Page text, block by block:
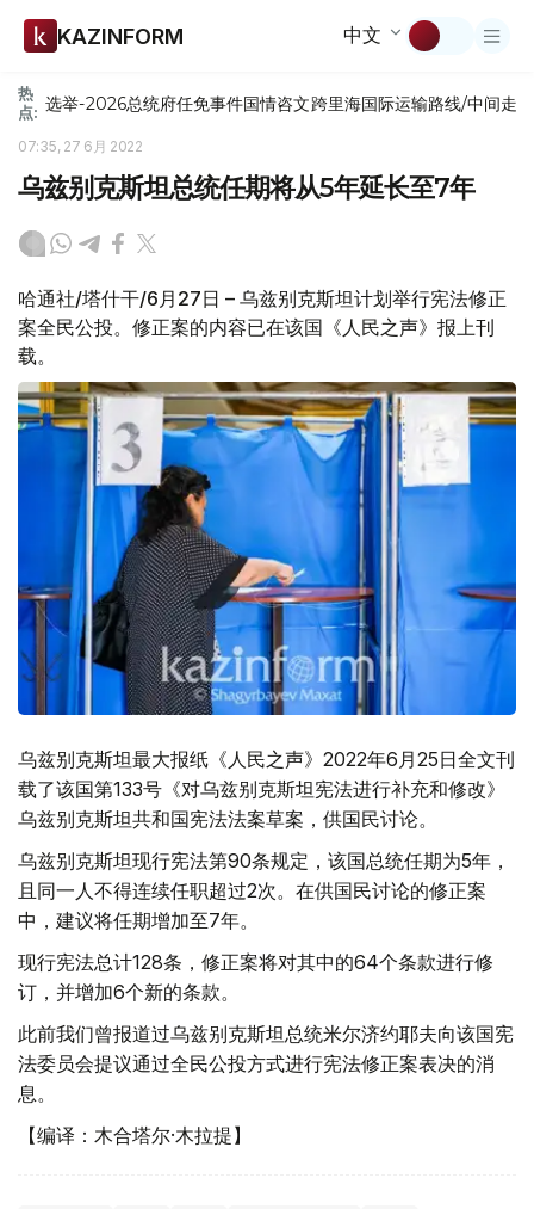
KAZINFORM 中文
热
点: 选举-2026总统府任免事件国情咨文跨里海国际运输路线/中间走廊
07:35, 27 6月 2022
乌兹别克斯坦总统任期将从5年延长至7年
哈通社/塔什干/6月27日 – 乌兹别克斯坦计划举行宪法修正
案全民公投。修正案的内容已在该国《人民之声》报上刊
载。
乌兹别克斯坦最大报纸《人民之声》2022年6月25日全文刊
载了该国第133号《对乌兹别克斯坦宪法进行补充和修改》
乌兹别克斯坦共和国宪法法案草案，供国民讨论。
乌兹别克斯坦现行宪法第90条规定，该国总统任期为5年，
且同一人不得连续任职超过2次。在供国民讨论的修正案
中，建议将任期增加至7年。
现行宪法总计128条，修正案将对其中的64个条款进行修
订，并增加6个新的条款。
此前我们曾报道过乌兹别克斯坦总统米尔济约耶夫向该国宪
法委员会提议通过全民公投方式进行宪法修正案表决的消
息。
【编译：木合塔尔·木拉提】